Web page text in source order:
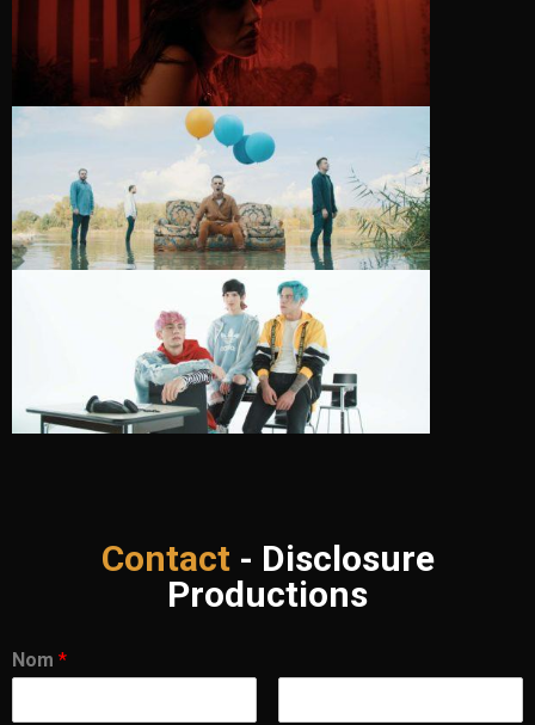
Contact- Disclosure
Productions
Nom *